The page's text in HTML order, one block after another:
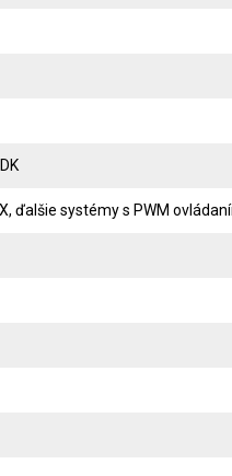
ďalšie systémy s PWM